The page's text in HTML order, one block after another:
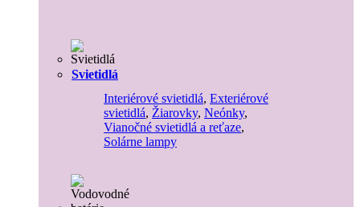
Svietidlá
Interiérové svietidlá, Exteriérové
svietidlá, Žiarovky, Neónky,
Vianočné svietidlá a reťaze,
Solárne lampy